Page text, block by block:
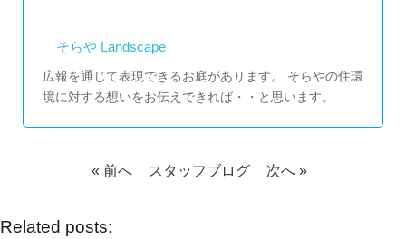
そらや Landscape
広報を通じて表現できるお庭があります。 そらやの住環
境に対する想いをお伝えできれば・・と思います。
« 前へ スタッフブログ 次へ »
Related posts: